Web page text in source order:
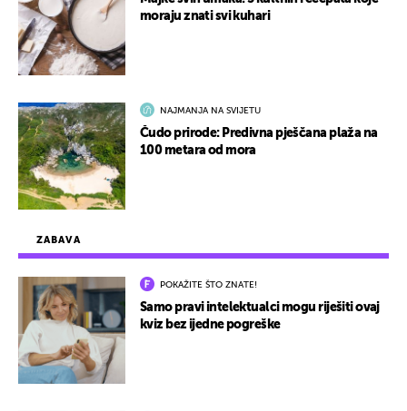
ZABAVA
POKAŽITE ŠTO ZNATE!
Samo pravi intelektualci mogu riješiti ovaj
kviz bez ijedne pogreške
moraju znati svi kuhari
NAJMANJA NA SVIJETU
Čudo prirode: Predivna pješčana plaža na
100 metara od mora